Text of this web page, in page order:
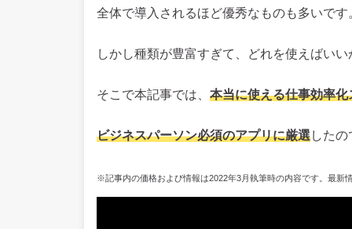
全体で導入されるほど優秀なものも多いです
しかし種類が豊富すぎて、どれを使えばい
そこで本記事では、 本当に使える仕事効率
ビジネスパーソン必須のアプリに厳選した
※記事内の価格および情報は2022年3月執筆時の内容です。最新